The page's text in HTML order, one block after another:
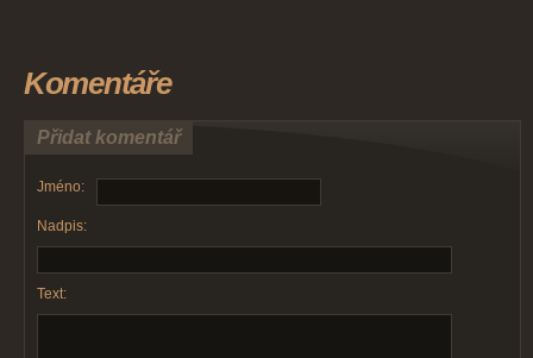
Komentáře
Přidat komentář
Jméno:
Nadpis:
Text: